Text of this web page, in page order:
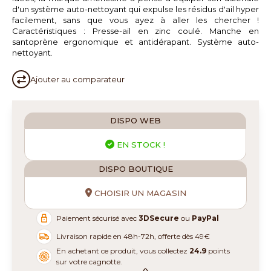
d'un système auto-nettoyant qui expulse les résidus d'ail hyper
facilement, sans que vous ayez à aller les chercher !
Caractéristiques : Presse-ail en zinc coulé. Manche en
santoprène ergonomique et antidérapant. Système auto-
nettoyant.
Ajouter au comparateur
DISPO WEB
EN STOCK !
DISPO BOUTIQUE
CHOISIR UN MAGASIN
Paiement sécurisé avec3DSecure ou PayPal
Livraison rapide en 48h-72h, offerte dès 49€
En achetant ce produit, vous collectez24.9 points
sur votre cagnotte.